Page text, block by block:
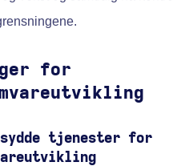
for
tjenester for